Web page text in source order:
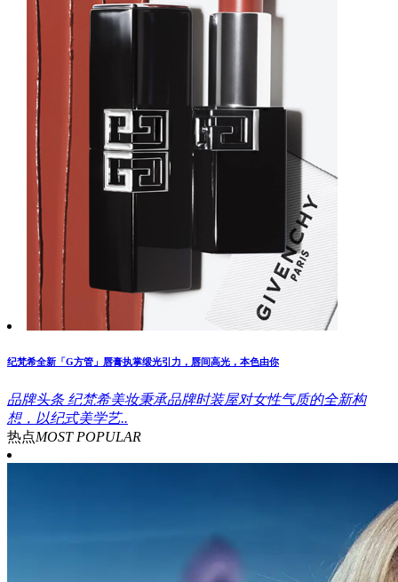
纪梵希全新「G方管」唇膏执掌缎光引力，唇间高光，本色由你
品牌头条 纪梵希美妆秉承品牌时装屋对女性气质的全新构
想，以纪式美学艺..
热点MOST POPULAR